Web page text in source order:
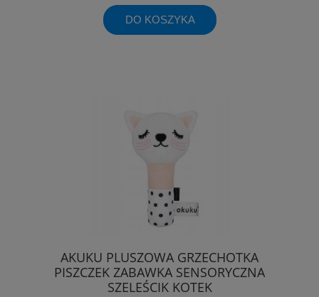
DO KOSZYKA
AKUKU PLUSZOWA GRZECHOTKA
PISZCZEK ZABAWKA SENSORYCZNA
SZELEŚCIK KOTEK